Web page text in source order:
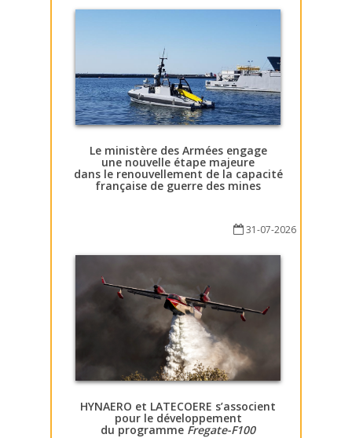
Le ministère des Armées engage
une nouvelle étape majeure
dans le renouvellement de la capacité
française de guerre des mines
31-07-2026
HYNAERO et LATECOERE s’associent
pour le développement
du programme Fregate-F100